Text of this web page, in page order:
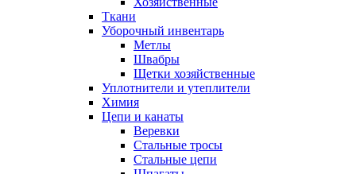
Ткани
Уборочный инвентарь
Метлы
Швабры
Щетки хозяйственные
Уплотнители и утеплители
Химия
Цепи и канаты
Веревки
Стальные тросы
Стальные цепи